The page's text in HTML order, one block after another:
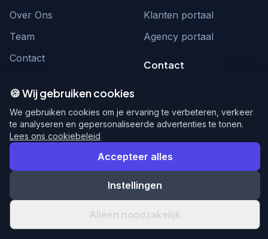
Over Ons
Team
Contact
Klanten portaal
Agency portaal
Contact
© 2026 WebNexus. Alle rechten voorbehouden.
PrivacyVoorwaarden
🍪 Wij gebruiken cookies
We gebruiken cookies om je ervaring te verbeteren, verkeer
te analyseren en gepersonaliseerde advertenties te tonen.
Lees ons cookiebeleid
Accepteer alles
Instellingen
Alleen noodzakelijk